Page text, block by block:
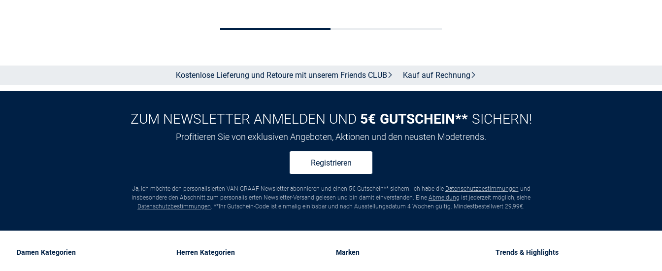
Kostenlose Lieferung und Retoure mit unserem Friends CLUB Kauf auf Rechnung
ZUM NEWSLETTER ANMELDEN UND 5€ GUTSCHEIN** SICHERN!
Profitieren Sie von exklusiven Angeboten, Aktionen und den neusten Modetrends.
Registrieren
Ja, ich möchte den personalisierten VAN GRAAF Newsletter abonnieren und einen 5€ Gutschein** sichern. Ich habe die Datenschutzbestimmungen und
insbesondere den Abschnitt zum personalisierten Newsletter-Versand gelesen und bin damit einverstanden. Eine Abmeldung ist jederzeit möglich, siehe
Datenschutzbestimmungen. **Ihr Gutschein-Code ist einmalig einlösbar und nach Ausstellungsdatum 4 Wochen gültig. Mindestbestellwert 29,99€.
Damen Kategorien Herren Kategorien Marken Trends & Highlights